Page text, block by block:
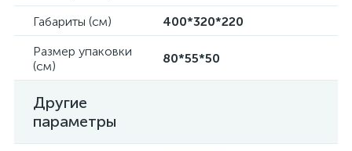
Габариты (см)
400*320*220
Размер упаковки
(см)
80*55*50
Другие
параметры